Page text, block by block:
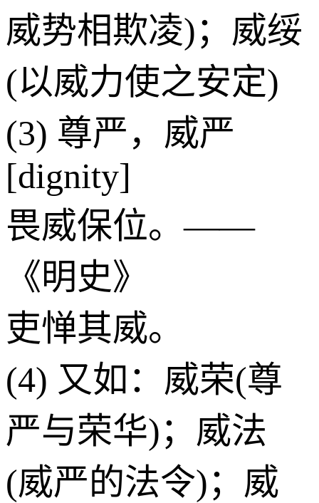
威势相欺凌)；威绥
(以威力使之安定)
(3) 尊严，威严
[dignity]
畏威保位。——
《明史》
吏惮其威。
(4) 又如：威荣(尊
严与荣华)；威法
(威严的法令)；威